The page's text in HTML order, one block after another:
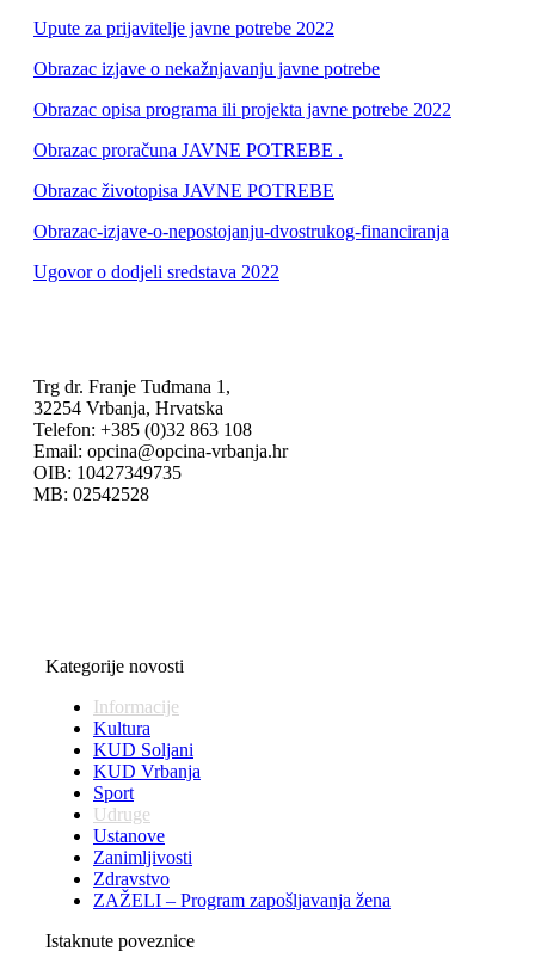
Upute za prijavitelje javne potrebe 2022
Obrazac izjave o nekažnjavanju javne potrebe
Obrazac opisa programa ili projekta javne potrebe 2022
Obrazac proračuna JAVNE POTREBE .
Obrazac životopisa JAVNE POTREBE
Obrazac-izjave-o-nepostojanju-dvostrukog-financiranja
Ugovor o dodjeli sredstava 2022
Trg dr. Franje Tuđmana 1,
32254 Vrbanja, Hrvatska
Telefon: +385 (0)32 863 108
Email: opcina@opcina-vrbanja.hr
OIB: 10427349735
MB: 02542528
Kategorije novosti
Informacije
Kultura
KUD Soljani
KUD Vrbanja
Sport
Udruge
Ustanove
Zanimljivosti
Zdravstvo
ZAŽELI – Program zapošljavanja žena
Istaknute poveznice